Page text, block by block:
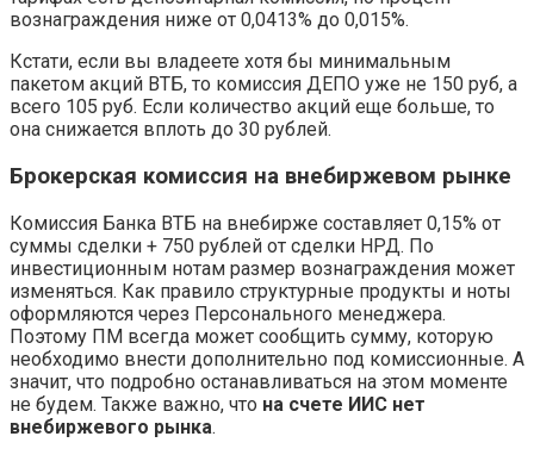
вознаграждения ниже от 0,0413% до 0,015%.
Кстати, если вы владеете хотя бы минимальным
пакетом акций ВТБ, то комиссия ДЕПО уже не 150 руб, а
всего 105 руб. Если количество акций еще больше, то
она снижается вплоть до 30 рублей.
Брокерская комиссия на внебиржевом рынке
Комиссия Банка ВТБ на внебирже составляет 0,15% от
суммы сделки + 750 рублей от сделки НРД. По
инвестиционным нотам размер вознаграждения может
изменяться. Как правило структурные продукты и ноты
оформляются через Персонального менеджера.
Поэтому ПМ всегда может сообщить сумму, которую
необходимо внести дополнительно под комиссионные. А
значит, что подробно останавливаться на этом моменте
не будем. Также важно, что на счете ИИС нет
внебиржевого рынка.